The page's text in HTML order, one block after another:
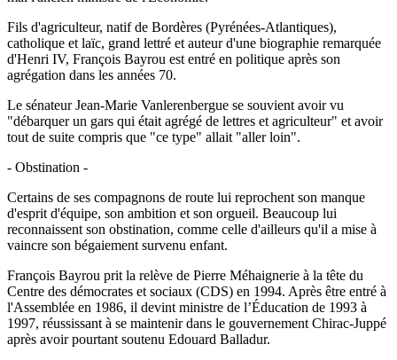
Fils d'agriculteur, natif de Bordères (Pyrénées-Atlantiques),
catholique et laïc, grand lettré et auteur d'une biographie remarquée
d'Henri IV, François Bayrou est entré en politique après son
agrégation dans les années 70.
Le sénateur Jean-Marie Vanlerenbergue se souvient avoir vu
"débarquer un gars qui était agrégé de lettres et agriculteur" et avoir
tout de suite compris que "ce type" allait "aller loin".
- Obstination -
Certains de ses compagnons de route lui reprochent son manque
d'esprit d'équipe, son ambition et son orgueil. Beaucoup lui
reconnaissent son obstination, comme celle d'ailleurs qu'il a mise à
vaincre son bégaiement survenu enfant.
François Bayrou prit la relève de Pierre Méhaignerie à la tête du
Centre des démocrates et sociaux (CDS) en 1994. Après être entré à
l'Assemblée en 1986, il devint ministre de l’Éducation de 1993 à
1997, réussissant à se maintenir dans le gouvernement Chirac-Juppé
après avoir pourtant soutenu Edouard Balladur.